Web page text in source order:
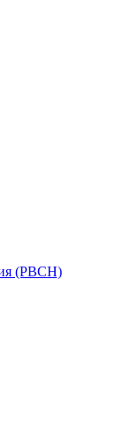
(РВСН)